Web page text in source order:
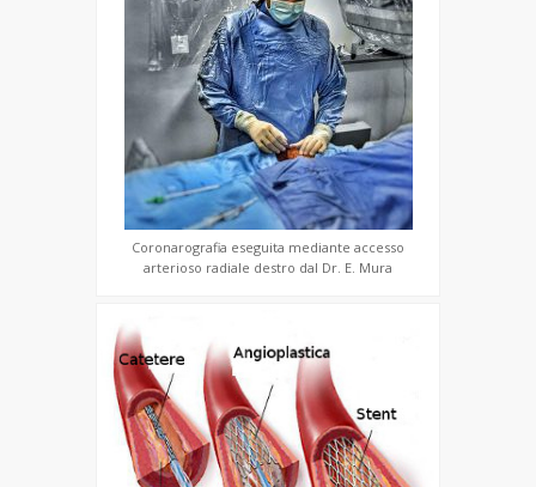
Coronarografia eseguita mediante accesso
arterioso radiale destro dal Dr. E. Mura